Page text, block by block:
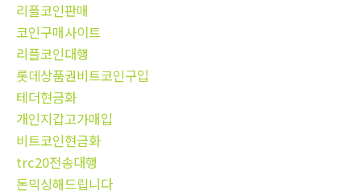
리플코인판매
코인구매사이트
리플코인대행
롯데상품권비트코인구입
테더현금화
개인지갑고가매입
비트코인현금화
trc20전송대행
돈믹싱해드립니다